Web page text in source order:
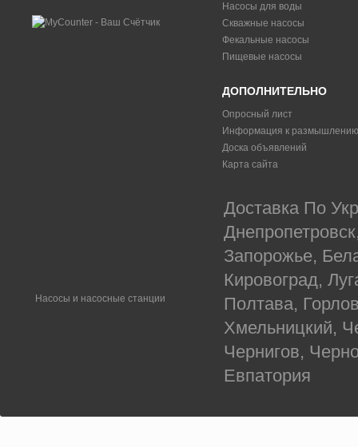
Насосы для воды
Скважные насосы
Фекальные насосы
Пищевые насосы
ДОПОЛНИТЕЛЬНО
Опросный лист
Информация к размышлению
Доска объявлений
Карта сайта
Насосы и насосные станции
Доставка По
Запорожье,
Кировоград,
Полтава,
Хмельницкий,
Чернигов,
Евпатория